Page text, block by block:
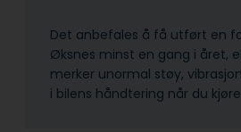
Det anbefales å få utført en
Øksnes minst en gang i året,
merker unormal støy,
i bilens håndtering når du